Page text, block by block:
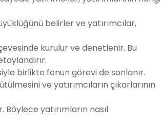
belirler ve yatırımcılar,
kurulur ve denetlenir. Bu
birlikte fonun görevi de sonlanır.
ve yatırımcıların çıkarlarının
yatırımların nasıl